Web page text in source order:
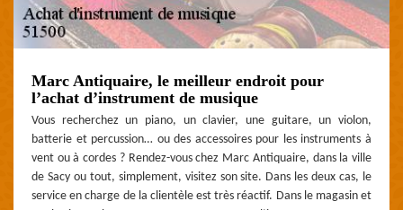
Marc Antiquaire, le meilleur endroit pour
l’achat d’instrument de musique
Vous recherchez un piano, un clavier, une guitare, un violon,
batterie et percussion… ou des accessoires pour les instruments à
vent ou à cordes ? Rendez-vous chez Marc Antiquaire, dans la ville
de Sacy ou tout, simplement, visitez son site. Dans les deux cas, le
service en charge de la clientèle est très réactif. Dans le magasin et